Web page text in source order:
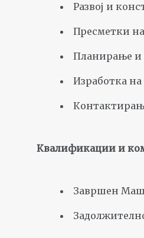
Развој и
Пресметки
Планирање и
Изработка
Квалификации и
Завршен